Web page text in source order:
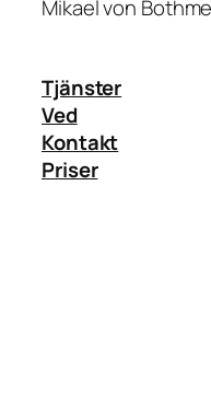
Mikael von
Tjänster
Ved
Kontakt
Priser